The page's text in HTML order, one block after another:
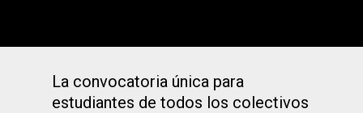
La convocatoria única para
estudiantes de todos los colectivos